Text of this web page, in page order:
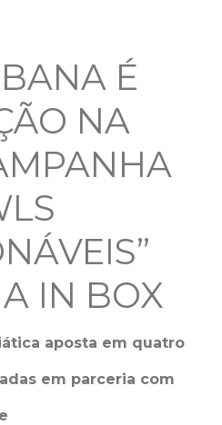
É
NA
IN BOX
aposta em quatro
em parceria com